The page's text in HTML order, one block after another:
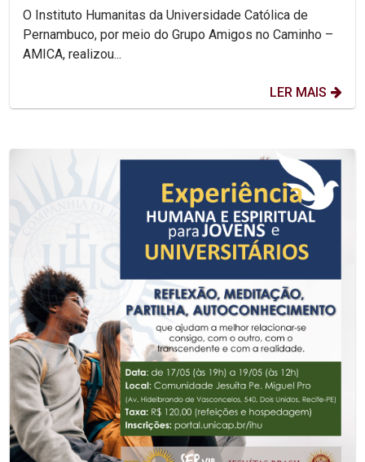
O Instituto Humanitas da Universidade Católica de
Pernambuco, por meio do Grupo Amigos no Caminho –
AMICA, realizou...
LER MAIS